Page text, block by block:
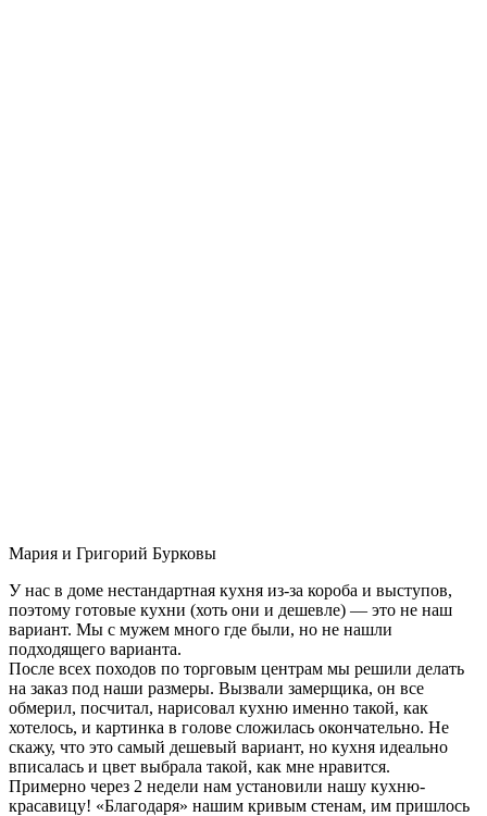
Мария и Григорий Бурковы
У нас в доме нестандартная кухня из-за короба и выступов,
поэтому готовые кухни (хоть они и дешевле) — это не наш
вариант. Мы с мужем много где были, но не нашли
подходящего варианта.
После всех походов по торговым центрам мы решили делать
на заказ под наши размеры. Вызвали замерщика, он все
обмерил, посчитал, нарисовал кухню именно такой, как
хотелось, и картинка в голове сложилась окончательно. Не
скажу, что это самый дешевый вариант, но кухня идеально
вписалась и цвет выбрала такой, как мне нравится.
Примерно через 2 недели нам установили нашу кухню-
красавицу! «Благодаря» нашим кривым стенам, им пришлось